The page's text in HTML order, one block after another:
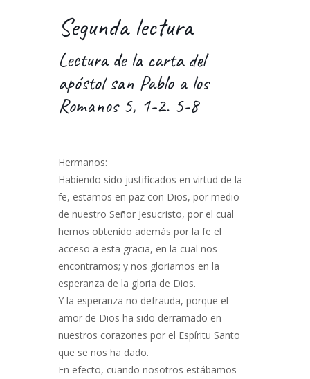
Segunda lectura
Lectura de la carta del
apóstol san Pablo a los
Romanos 5, 1-2. 5-8
Hermanos:
Habiendo sido justificados en virtud de la
fe, estamos en paz con Dios, por medio
de nuestro Señor Jesucristo, por el cual
hemos obtenido además por la fe el
acceso a esta gracia, en la cual nos
encontramos; y nos gloriamos en la
esperanza de la gloria de Dios.
Y la esperanza no defrauda, porque el
amor de Dios ha sido derramado en
nuestros corazones por el Espíritu Santo
que se nos ha dado.
En efecto, cuando nosotros estábamos